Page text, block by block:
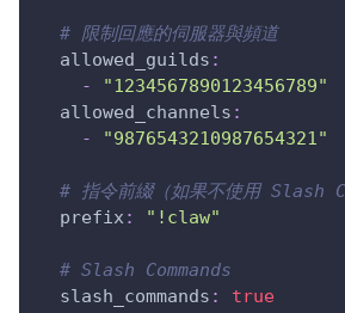
# 限制回應的伺服器與頻道
allowed_guilds :
-
"1234567890123456789"
allowed_channels :
-
"9876543210987654321"
# 指令前綴（如果不使用 Slash
prefix : "!claw"
# Slash Commands
slash_commands : true